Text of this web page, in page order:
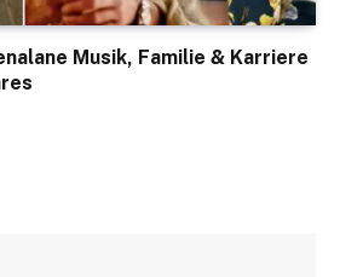
Musik, Familie & Karriere